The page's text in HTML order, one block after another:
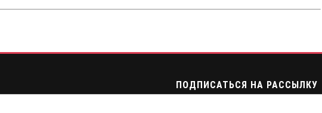
ПОДПИСАТЬСЯ НА РАССЫЛКУ